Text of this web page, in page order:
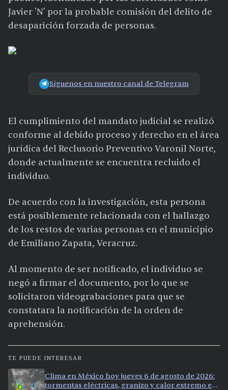
Javier 'N' por la probable comisión del delito de
desaparición forzada de personas.
Síguenos en nuestro canal de Telegram
El cumplimiento del mandato judicial se realizó
conforme al debido proceso y derecho en el área
jurídica del Reclusorio Preventivo Varonil Norte,
donde actualmente se encuentra recluido el
individuo.
De acuerdo con la investigación, esta persona
está posiblemente relacionada con el hallazgo
de los restos de varias personas en el municipio
de Emiliano Zapata, Veracruz.
Al momento de ser notificado, el individuo se
negó a firmar el documento, por lo que se
solicitaron videograbaciones para que se
constatara la notificación de la orden de
aprehensión.
TE PUEDE INTERESAR
Clima en México hoy jueves 6 de agosto de 2026:
tormentas eléctricas, granizo y calor extremo en